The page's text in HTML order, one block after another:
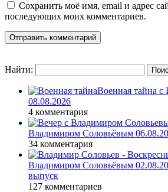
Сохранить моё имя, email и адрес
последующих моих комментариев.
Найти:
Военная тайна с
08.08.2026
4 комментария
Владимиром Соловьёвым
34 комментария
Владимиром Соловьёвым
выпуск
127 комментариев